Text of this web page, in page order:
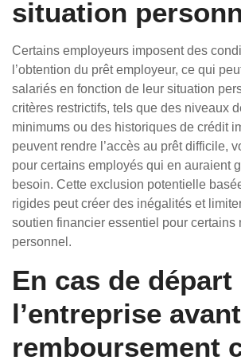
situation
Certains employeurs imposent des
l’obtention du prêt employeur, ce qui
salariés en fonction de leur situation
critères restrictifs, tels que des niveaux
minimums ou des historiques de crédit
peuvent rendre l’accès au prêt difficile,
pour certains employés qui en auraient
besoin. Cette exclusion potentielle
rigides peut créer des inégalités et
soutien financier essentiel pour certains
personnel.
En cas de départ
l’entreprise
remboursement